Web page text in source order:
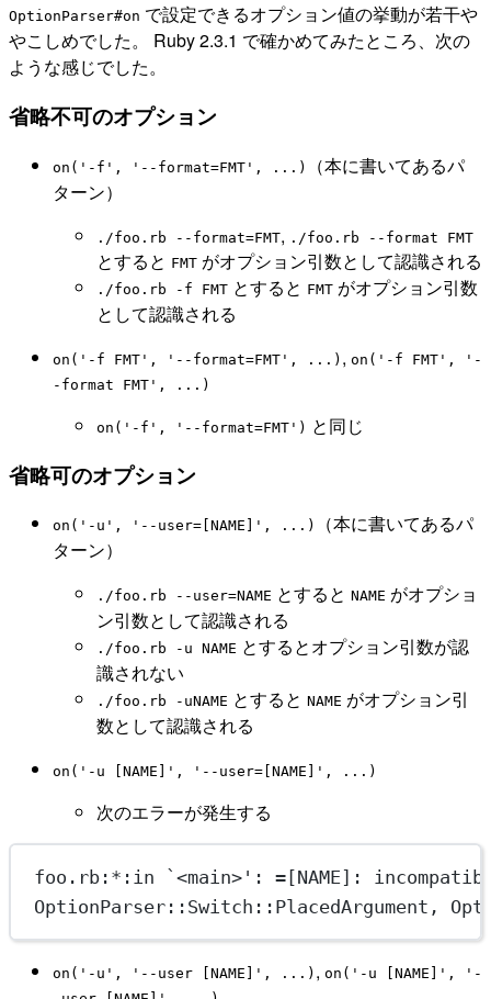
OptionParser#on で設定できるオプション値の挙動が若干や
やこしめでした。 Ruby 2.3.1 で確かめてみたところ、次の
ような感じでした。
省略不可のオプション
on('-f', '--format=FMT', ...)
（本に書いてあるパ
ターン）
./foo.rb --format=FMT, ./foo.rb --format FMT
とすると FMT がオプション引数として認識される
./foo.rb -f FMT とすると FMT がオプション引数
として認識される
on('-f FMT', '--format=FMT', ...) , on('-f FMT', '-
-format FMT', ...)
on('-f', '--format=FMT') と同じ
省略可のオプション
on('-u', '--user=[NAME]', ...)
（本に書いてあるパ
ターン）
./foo.rb --user=NAME とすると NAME がオプショ
ン引数として認識される
./foo.rb -u NAME とするとオプション引数が認
識されない
./foo.rb -uNAME とすると NAME がオプション引
数として認識される
on('-u [NAME]', '--user=[NAME]', ...)
次のエラーが発生する
foo.rb:*:in `<main>': =[NAME]:
OptionParser::Switch::PlacedArgument,
on('-u', '--user [NAME]', ...) , on('-u [NAME]', '-